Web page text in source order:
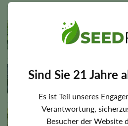
Sind Sie 21 Jahre
Es ist Teil unseres
Verantwortung,
Besucher der Website
Jealousy Samen
Black Truffle Samen
Rated
4.00 out
of 5
35.00€
Sleepy Joe OG Samen